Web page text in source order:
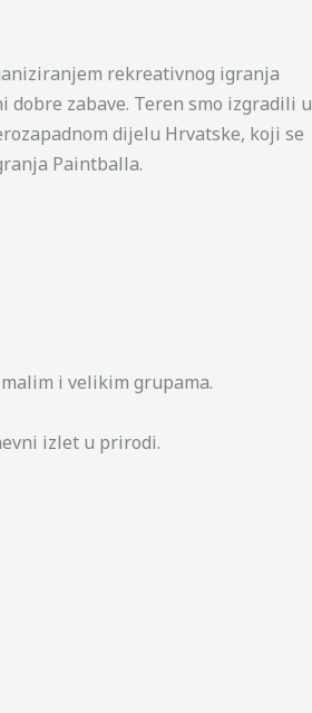
rekreativnog igranja
zabave. Teren smo izgradili u
dijelu Hrvatske, koji se
Paintballa.
i velikim grupama.
izlet u prirodi.